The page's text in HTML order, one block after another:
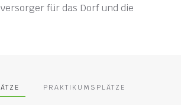
für das Dorf und die
PRAKTIKUMSPLÄTZE